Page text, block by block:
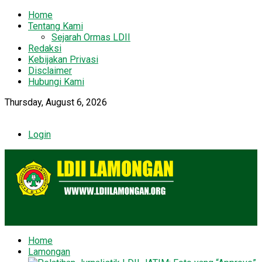
Home
Tentang Kami
Sejarah Ormas LDII
Redaksi
Kebijakan Privasi
Disclaimer
Hubungi Kami
Thursday, August 6, 2026
Login
Home
Lamongan